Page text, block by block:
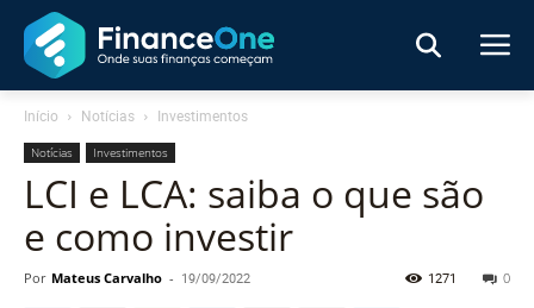
Início Notícias Investimentos
Notícias Investimentos
LCI e LCA: saiba o que são
e como investir
Por Mateus Carvalho - 19/09/2022 0
1271